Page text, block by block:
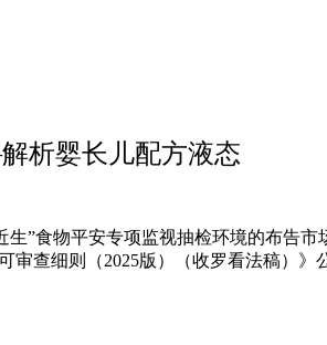
析婴长儿配方液态
食物平安专项监视抽检环境的布告市
查细则（2025版）（收罗看法稿）